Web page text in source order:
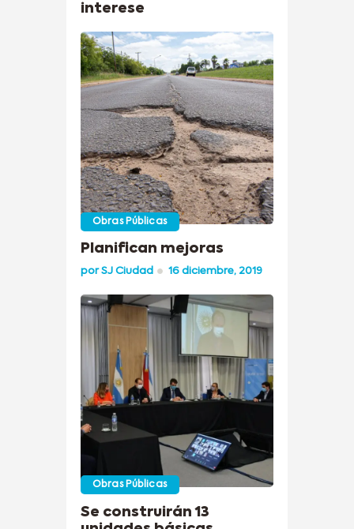
interese
Obras Públicas
Planifican mejoras
porSJ Ciudad 16 diciembre, 2019
Obras Públicas
Se construirán 13